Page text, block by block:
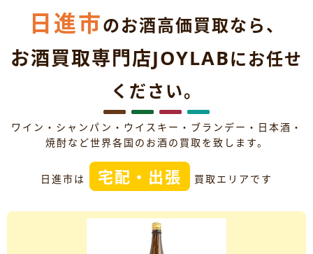
日進市のお酒高価買取なら、
お酒買取専門店JOYLABにお任せ
ください。
ワイン・シャンパン・ウイスキー・ブランデー・日本酒・
焼酎など世界各国のお酒の買取を致します。
日進市は 宅配・出張 買取エリアです